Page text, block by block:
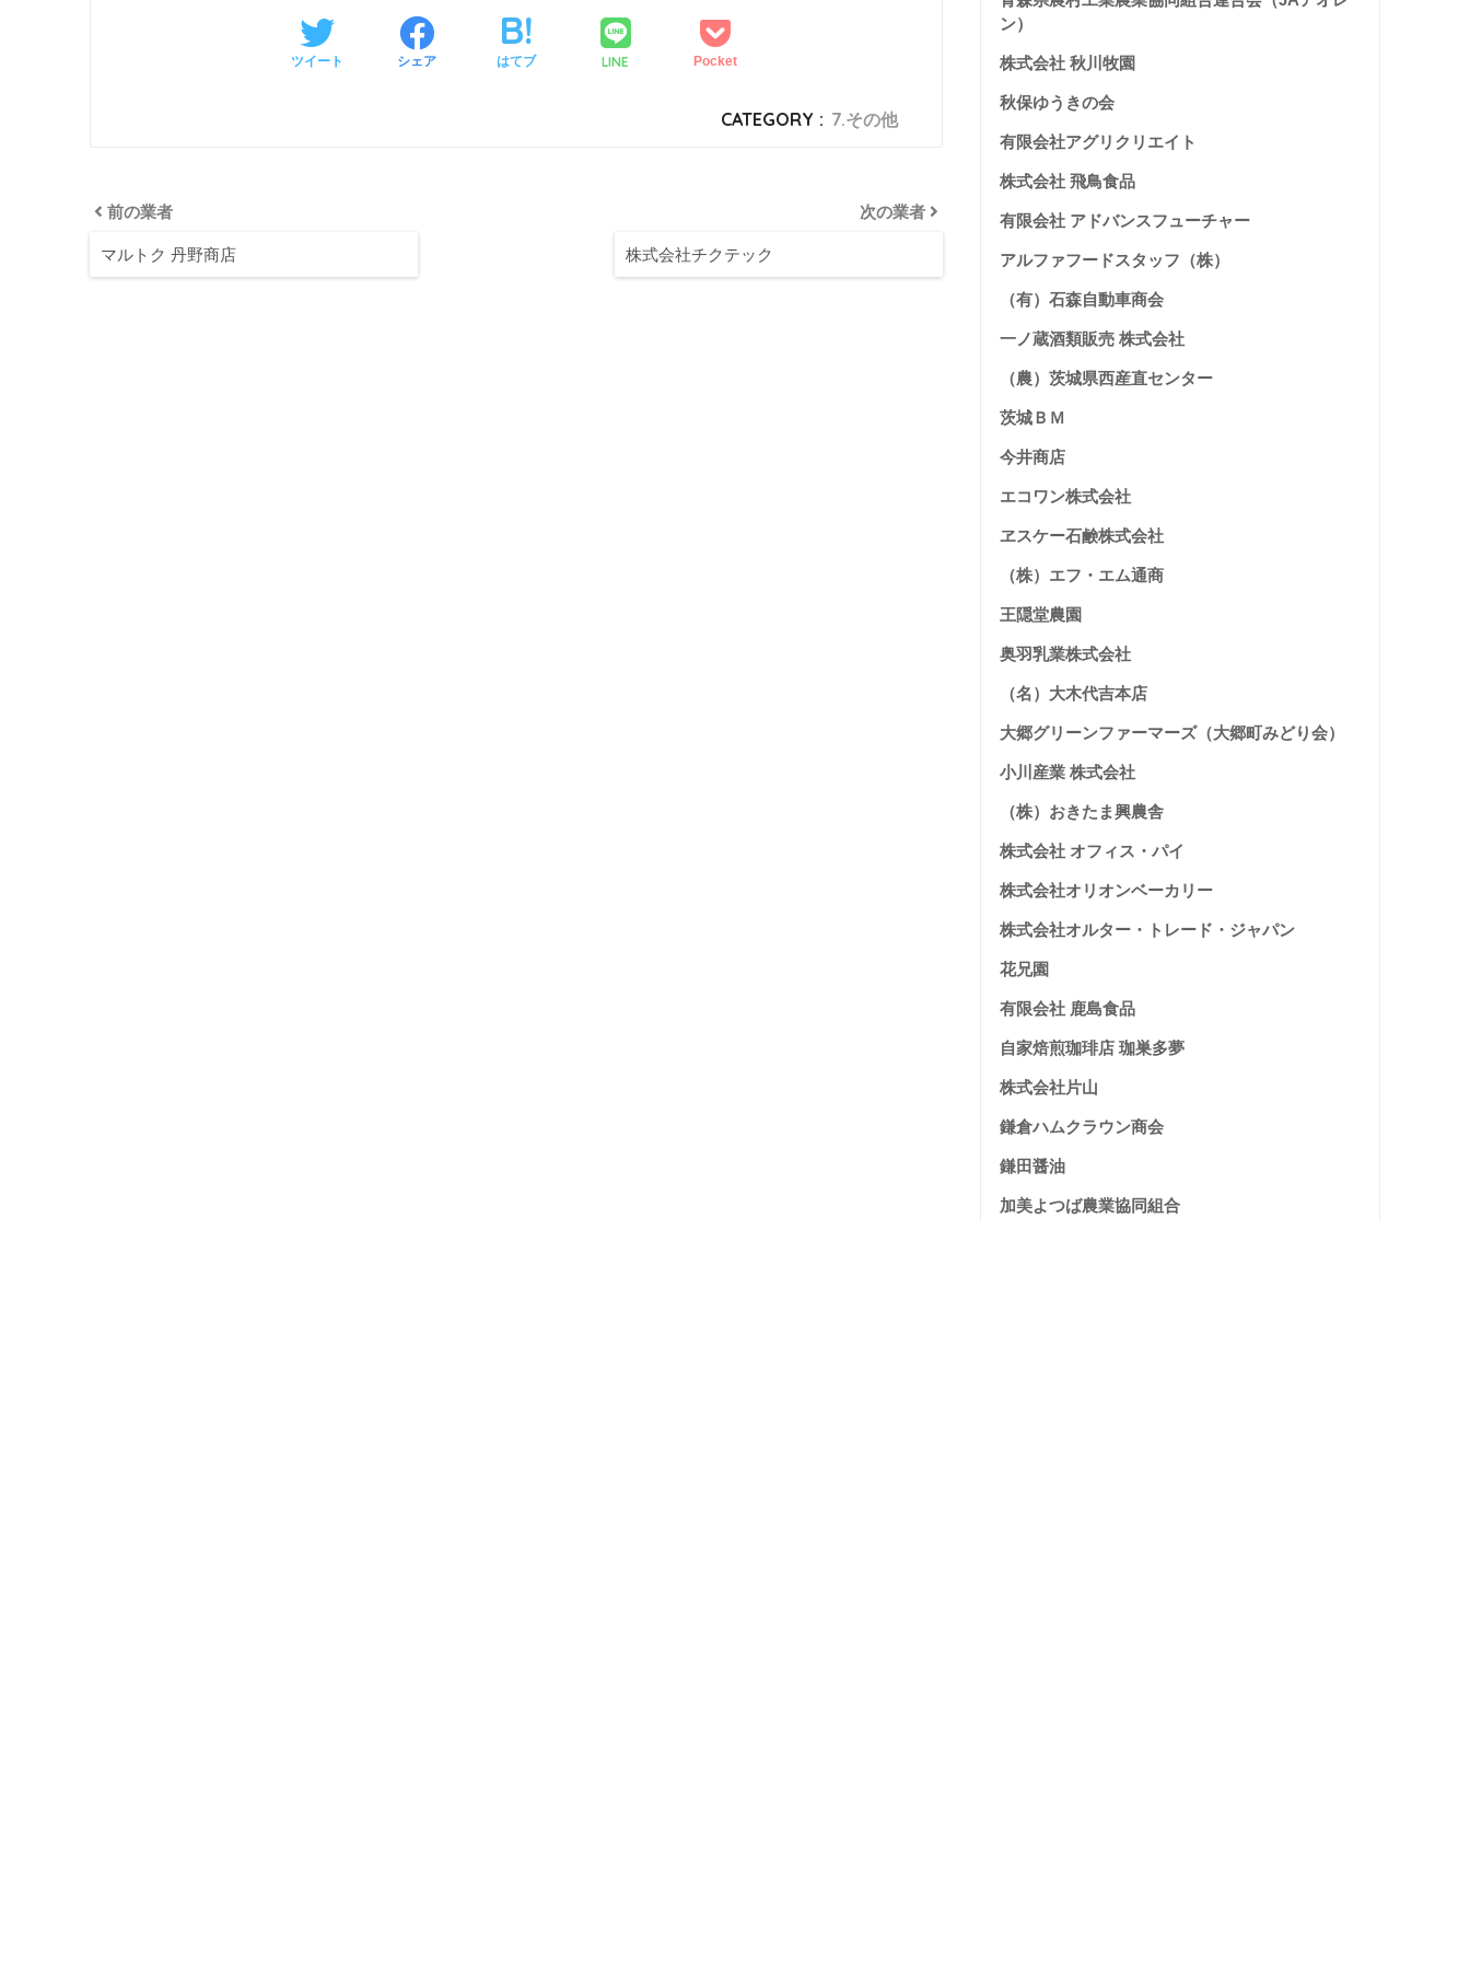
ツイート シェア はてブ LINE Pocket
CATEGORY : 7.その他
前の業者
マルトク 丹野商店
次の業者
株式会社チクテック
ン）
株式会社 秋川牧園
秋保ゆうきの会
有限会社アグリクリエイト
株式会社 飛鳥食品
有限会社 アドバンスフューチャー
アルファフードスタッフ（株）
（有）石森自動車商会
一ノ蔵酒類販売 株式会社
（農）茨城県西産直センター
茨城ＢＭ
今井商店
エコワン株式会社
ヱスケー石鹸株式会社
（株）エフ・エム通商
王隠堂農園
奥羽乳業株式会社
（名）大木代吉本店
大郷グリーンファーマーズ（大郷町みどり会）
小川産業 株式会社
（株）おきたま興農舎
株式会社 オフィス・パイ
株式会社オリオンベーカリー
株式会社オルター・トレード・ジャパン
花兄園
有限会社 鹿島食品
自家焙煎珈琲店 珈巣多夢
株式会社片山
鎌倉ハムクラウン商会
鎌田醤油
加美よつば農業協同組合